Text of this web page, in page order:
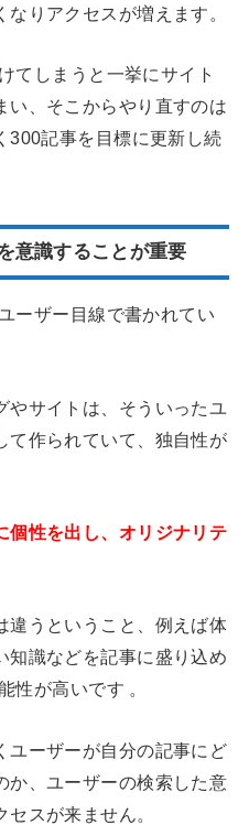
りアクセスが増えます。
てしまうと一挙にサイト
い、そこからやり直すのは
300記事を目標に更新し続
意識することが重要
ーザー目線で書かれてい
やサイトは、そういったユ
て作られていて、独自性が
個性を出し、オリジナリテ
違うということ、例えば体
知識などを記事に盛り込め
性が高いです 。
ユーザーが自分の記事にど
か、ユーザーの検索した意
スが来ません。